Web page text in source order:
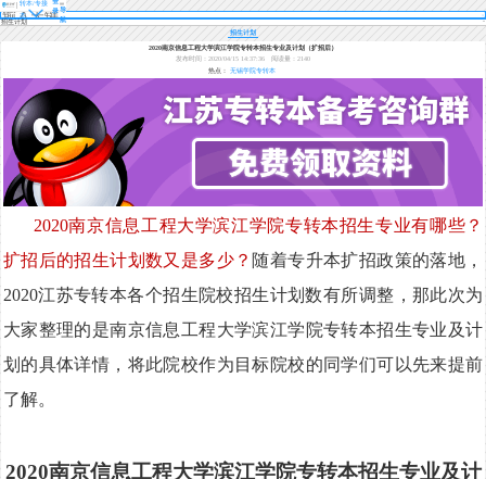
转本/专接
本
登
录导
航
招生计划
招生计划
2020南京信息工程大学滨江学院专转本招生专业及计划（扩招后）
发布时间：2020/04/15 14:37:36
阅读量：2140
热点：无锡学院专转本
2020南京信息工程大学滨江学院专转本招生专业有哪些？
扩招后的招生计划数又是多少？ 随着专升本扩招政策的落地，
2020江苏专转本各个招生院校招生计划数有所调整，那此次为
大家整理的是南京信息工程大学滨江学院专转本招生专业及计
划的具体详情，将此院校作为目标院校的同学们可以先来提前
了解。
2020南京信息工程大学滨江学院专转本招生专业及计